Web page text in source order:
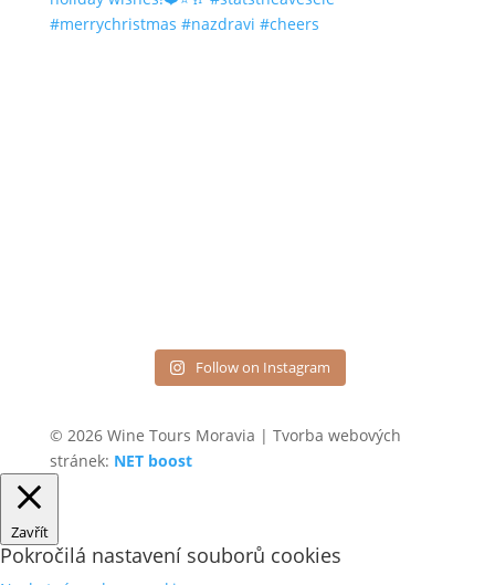
Follow on Instagram
© 2026 Wine Tours Moravia | Tvorba webových
stránek: NET boost
Zavřít
Pokročilá nastavení souborů cookies